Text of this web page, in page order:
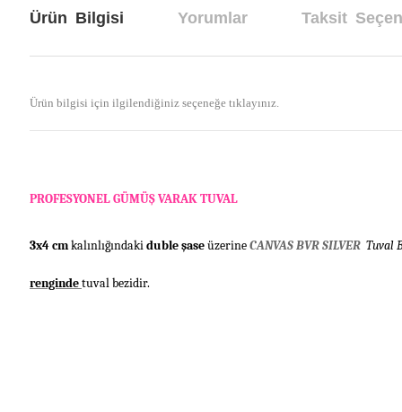
Ürün Bilgisi Yorumlar Taksit
Ürün bilgisi için ilgilendiğiniz seçeneğe tıklayınız.
PROFESYONEL GÜMÜŞVARAK TUVAL
3x4 cmkalınlığındakidubleşaseüzerineCANVAS BVR SILVER Tuval
rengindetuval bezidir.